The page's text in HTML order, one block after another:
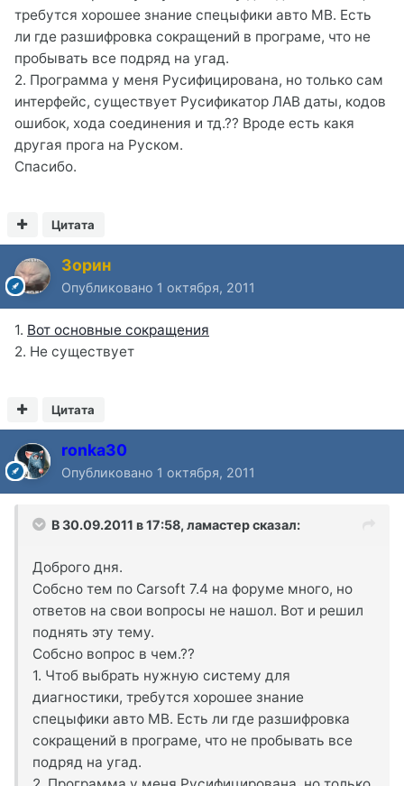
требутся хорошее знание спецыфики авто MB. Есть
ли где разшифровка сокращений в програме, что не
пробывать все подряд на угад.
2. Программа у меня Русифицирована, но только сам
интерфейс, существует Русификатор ЛАВ даты, кодов
ошибок, хода соединения и тд.?? Вроде есть какя
другая прога на Руском.
Спасибо.
Цитата
Зорин
Опубликовано 1 октября, 2011
1. Вот основные сокращения
2. Не существует
Цитата
ronka30
Опубликовано 1 октября, 2011
В 30.09.2011 в 17:58, ламастер сказал:
Доброго дня.
Собсно тем по Carsoft 7.4 на форуме много, но
ответов на свои вопросы не нашол. Вот и решил
поднять эту тему.
Собсно вопрос в чем.??
1. Чтоб выбрать нужную систему для
диагностики, требутся хорошее знание
спецыфики авто MB. Есть ли где разшифровка
сокращений в програме, что не пробывать все
подряд на угад.